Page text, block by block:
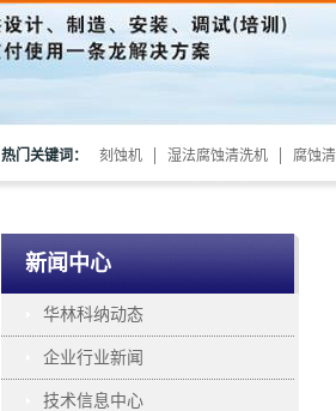
热门关键词： 刻蚀机 湿法腐蚀清洗机 腐蚀
新闻中心
华林科纳动态
企业行业新闻
技术信息中心